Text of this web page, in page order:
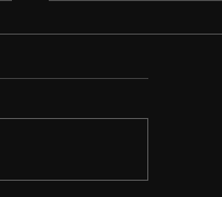
おかげさまで
先日の新聞報道で
族の思いを第一に